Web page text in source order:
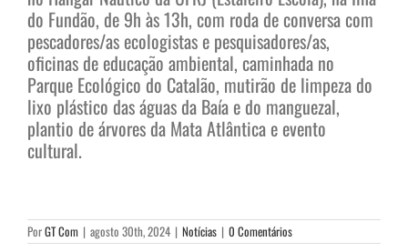
do Fundão, de 9h às 13h, com roda de conversa com
pescadores/as ecologistas e pesquisadores/as,
oficinas de educação ambiental, caminhada no
Parque Ecológico do Catalão, mutirão de limpeza do
lixo plástico das águas da Baía e do manguezal,
plantio de árvores da Mata Atlântica e evento
cultural.
PorGT Com | agosto 30th, 2024 | Notícias | 0 Comentários